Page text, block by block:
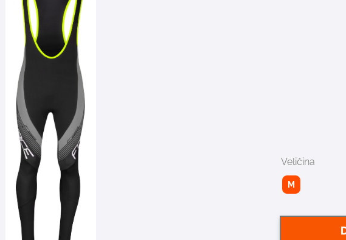
Veličina
M